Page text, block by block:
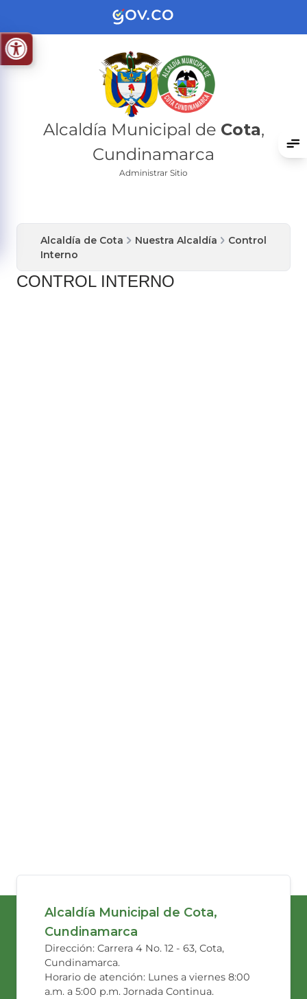
Alcaldía Municipal de Cota,
Cundinamarca
Administrar Sitio
Alcaldía de Cota Nuestra Alcaldía
Control
Interno
CONTROL INTERNO
Alcaldía Municipal de Cota,
Cundinamarca
Dirección: Carrera 4 No. 12 - 63, Cota,
Cundinamarca.
Horario de atención: Lunes a viernes 8:00
a.m. a 5:00 p.m. Jornada Continua.